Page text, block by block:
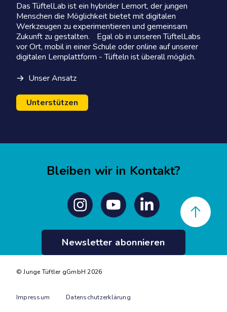
Das TüftelLab ist ein hybrider Lernort, der jungen
Menschen die Möglichkeit bietet mit digitalen
Werkzeugen zu experimentieren und gemeinsam
Zukunft zu gestalten. Egal ob in unseren TüftelLabs
vor Ort, mobil in einer Schule oder online auf unserer
digitalen Lernplattform - Tüfteln ist überall möglich.
Unser Ansatz
Unterstützen
Bleiben wir in Kontakt?
InstagramYoutube Linkedin
Newsletter abonnieren
© Junge Tüftler gGmbH 2026
Impressum Datenschutzerklärung
Back to top